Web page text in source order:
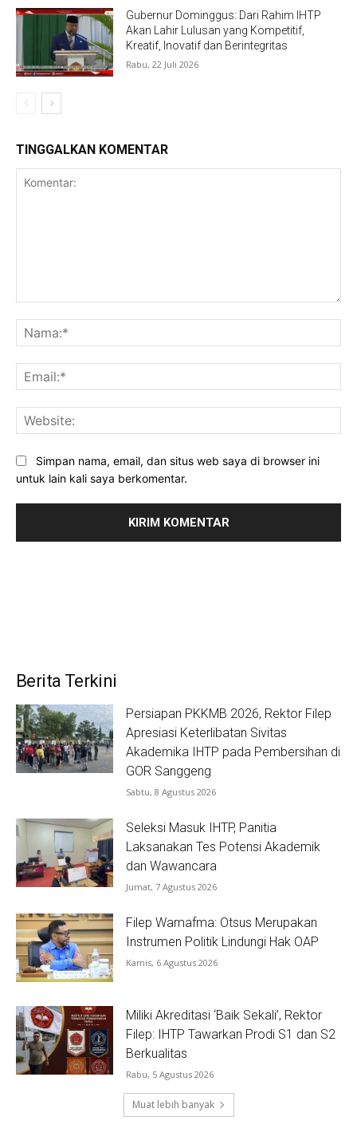
Gubernur Dominggus: Dari Rahim IHTP
Akan Lahir Lulusan yang Kompetitif,
Kreatif, Inovatif dan Berintegritas
Rabu, 22 Juli 2026
TINGGALKAN KOMENTAR
Simpan nama, email, dan situs web saya di browser ini
untuk lain kali saya berkomentar.
Berita Terkini
Persiapan PKKMB 2026, Rektor Filep
Apresiasi Keterlibatan Sivitas
Akademika IHTP pada Pembersihan di
GOR Sanggeng
Sabtu, 8 Agustus 2026
Seleksi Masuk IHTP, Panitia
Laksanakan Tes Potensi Akademik
dan Wawancara
Jumat, 7 Agustus 2026
Filep Wamafma: Otsus Merupakan
Instrumen Politik Lindungi Hak OAP
Kamis, 6 Agustus 2026
Miliki Akreditasi ‘Baik Sekali’, Rektor
Filep: IHTP Tawarkan Prodi S1 dan S2
Berkualitas
Rabu, 5 Agustus 2026
Muat lebih banyak